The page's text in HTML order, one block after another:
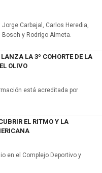
Carbajal, Carlos Heredia,
y Rodrigo Aimeta.
LA 3º COHORTE DE LA
OLIVO
está acreditada por
EL RITMO Y LA
en el Complejo Deportivo y